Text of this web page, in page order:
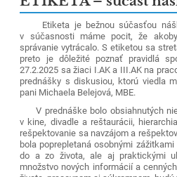
Etiketa je bežnou súčasťou
v súčasnosti máme pocit, že
správanie vytrácalo. S etiketou sa
preto je dôležité poznať pravidlá
27.2.2025 sa žiaci I.AK a III.AK na
prednášky s diskusiou, ktorú viedla
pani Michaela Belejová, MBE.
V prednáške bolo obsiahnutých
v kine, divadle a reštaurácii,
rešpektovanie sa navzájom a
bola poprepletaná osobnými
do a zo života, ale aj praktickými
množstvo nových informácií a